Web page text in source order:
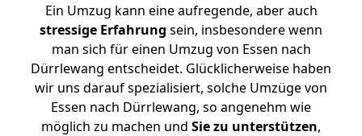
Ein Umzug kann eine aufregende, aber auch
stressige Erfahrung sein, insbesondere wenn
man sich für einen Umzug von Essen nach
Dürrlewang entscheidet. Glücklicherweise haben
wir uns darauf spezialisiert, solche Umzüge von
Essen nach Dürrlewang, so angenehm wie
möglich zu machen und Sie zu unterstützen,